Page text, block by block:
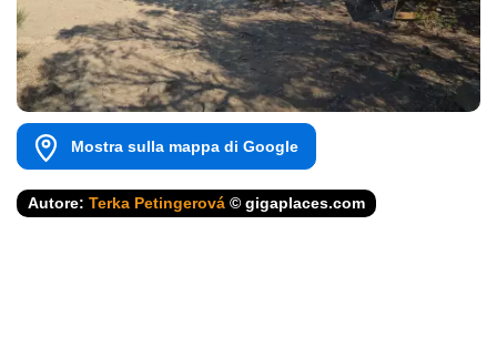
Mostra sulla mappa di Google
Autore: Terka Petingerová © gigaplaces.com